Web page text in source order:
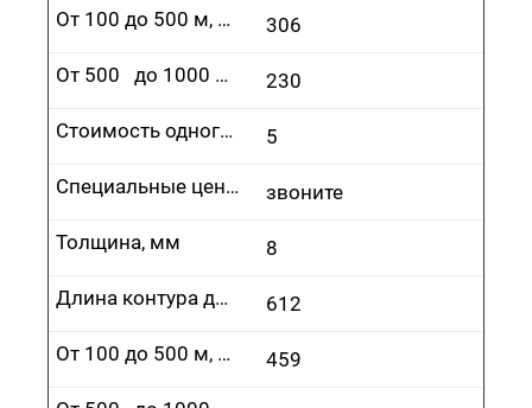
306
От 100 до 500 м, руб.
230
От 500 до 1000 м, руб.
5
Стоимость одного врезания, руб.
звоните
Специальные цены
8
Толщина, мм
612
Длина контура до 100 м, руб.
459
От 100 до 500 м, руб.